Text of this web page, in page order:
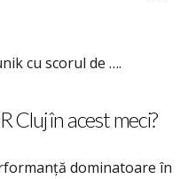
cu scorul de ….
Cluj în acest meci?
dominatoare în